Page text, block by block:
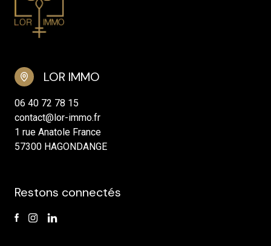
LOR IMMO
06 40 72 78 15
contact@lor-immo.fr
1 rue Anatole France
57300 HAGONDANGE
Restons connectés